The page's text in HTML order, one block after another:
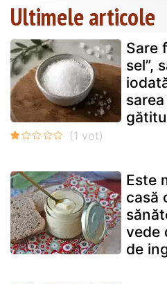
Ultimele articole
Sare
sel”,
Este
casă
vede
de